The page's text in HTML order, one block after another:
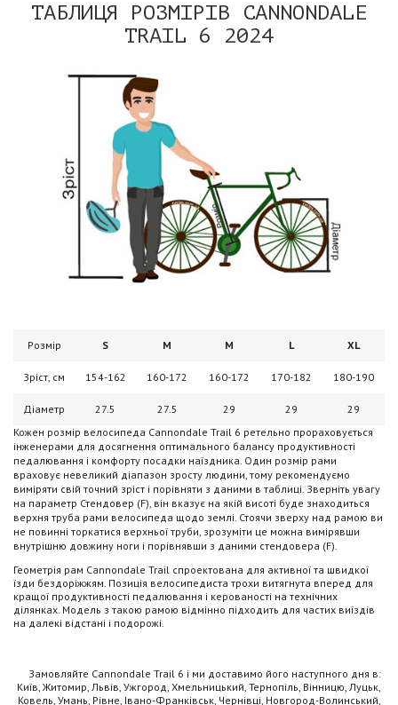
ТАБЛИЦЯ РОЗМІРІВ CANNONDALE
TRAIL 6 2024
Розмір S M М L XL
Зріст, см 154-162 160-172 160-172 170-182 180-190
Діаметр 27.5 27.5 29 29
29
Кожен розмір велосипеда Cannondale Trail 6 ретельно прораховується
інженерами для досягнення оптимального балансу продуктивності
педалювання і комфорту посадки наїздника. Один розмір рами
враховує невеликий діапазон зросту людини, тому рекомендуємо
виміряти свій точний зріст і порівняти з даними в таблиці. Зверніть увагу
на параметр Стендовер (F), він вказує на якій висоті буде знаходиться
верхня труба рами велосипеда щодо землі. Стоячи зверху над рамою ви
не повинні торкатися верхньої труби, зрозуміти це можна вимірявши
внутрішню довжину ноги і порівнявши з даними стендовера (F).
Геометрія рам Cannondale Trail спроектована для активної та швидкої
їзди бездоріжжям. Позиція велосипедиста трохи витягнута вперед для
кращої продуктивності педалювання і керованості на технічних
ділянках. Модель з такою рамою відмінно підходить для частих виїздів
на далекі відстані і подорожі.
Замовляйте Cannondale Trail 6 і ми доставимо його наступного дня в:
Київ, Житомир, Львів, Ужгород, Хмельницький, Тернопіль, Вінницю, Луцьк,
Ковель, Умань, Рівне, Івано-Франківськ, Чернівці, Новгород-Волинський,